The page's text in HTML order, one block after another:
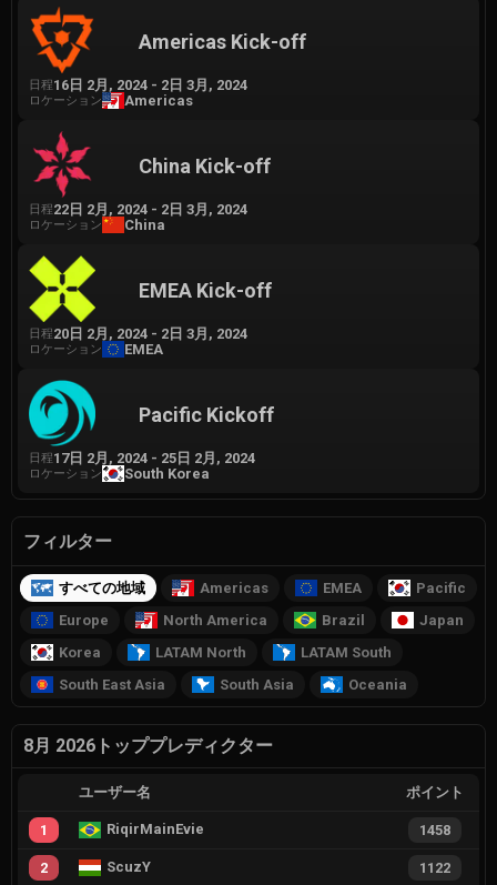
Americas Kick-off
日程16日 2月, 2024 - 2日 3月, 2024
ロケーション Americas
China Kick-off
日程22日 2月, 2024 - 2日 3月, 2024
ロケーション China
EMEA Kick-off
日程20日 2月, 2024 - 2日 3月, 2024
ロケーション EMEA
Pacific Kickoff
日程17日 2月, 2024 - 25日 2月, 2024
ロケーション South Korea
フィルター
すべての地域 Americas EMEA
Pacific
Europe
North America Brazil
Japan
Korea
LATAM North
LATAM South
South East Asia
South Asia Oceania
8月 2026トッププレディクター
ユーザー名 ポイント
1 RiqirMainEvie 1458
2 ScuzY 1122